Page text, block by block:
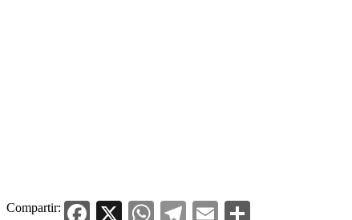
Compartir: Facebook
X WhatsApp
Telegram
Email